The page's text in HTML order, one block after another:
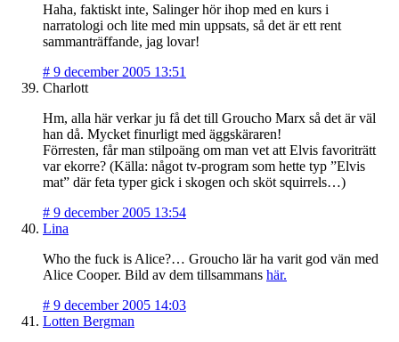
Haha, faktiskt inte, Salinger hör ihop med en kurs i
narratologi och lite med min uppsats, så det är ett rent
sammanträffande, jag lovar!
# 9 december 2005 13:51
Charlott
Hm, alla här verkar ju få det till Groucho Marx så det är väl
han då. Mycket finurligt med äggskäraren!
Förresten, får man stilpoäng om man vet att Elvis favoriträtt
var ekorre? (Källa: något tv-program som hette typ ”Elvis
mat” där feta typer gick i skogen och sköt squirrels…)
# 9 december 2005 13:54
Lina
Who the fuck is Alice?… Groucho lär ha varit god vän med
Alice Cooper. Bild av dem tillsammans här.
# 9 december 2005 14:03
Lotten Bergman